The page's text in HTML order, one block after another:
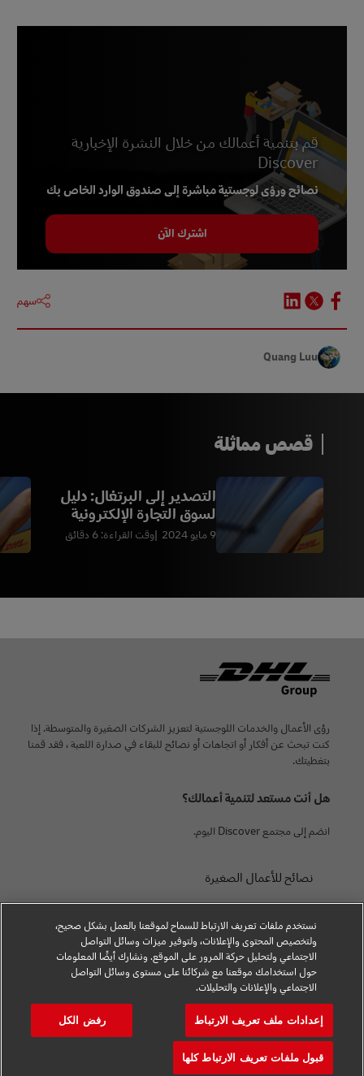
جي بي مورغان ، 2021
7 -
ستاتيستا ، ديسمبر 2023
8 - Statista ، ديسمبر 2023
9 -
Statista، نوفمبر 2023
جي بي مورغان ، 2021
11 -
ستاتيستا ، نوفمبر 2023
قم بتنمية أعمالك من خلال النشرة الإخبارية
Discover
نصائح ورؤى لوجستية مباشرة إلى صندوق الوارد الخاص بك
اشترك الآن
سهم
Quang Luu
قصص مماثلة
التصدير إلى البرتغال: دليل
لسوق التجارة الإلكترونية
المتنامي
9 مايو 2024 وقت القراءة: 6 دقائق
رؤى الأعمال والخدمات اللوجستية لتعزيز الشركات الصغيرة والمتوسطة. إذا
كنت تبحث عن أفكار أو اتجاهات أو نصائح للبقاء في صدارة اللعبة ، فقد قمنا
بتغطيتك.
هل أنت مستعد لتنمية أعمالك؟
انضم إلى مجتمع Discover اليوم.
نصائح للأعمال الصغيرة
نصائح التجارة الإلكترونية
نصيحة B2B
المشورة اللوجستية
الأخبار والرؤى
نستخدم ملفات تعريف الارتباط للسماح لموقعنا بالعمل بشكل صحيح،
ولتخصيص المحتوى والإعلانات، ولتوفير ميزات وسائل التواصل
الاجتماعي ولتحليل حركة المرور على الموقع. ونشارك أيضًا المعلومات
حول استخدامك موقعنا مع شركائنا على مستوى وسائل التواصل
الاجتماعي والإعلانات والتحليلات.
إعدادات ملف تعريف الارتباط رفض الكل
قبول ملفات تعريف الارتباط كلها